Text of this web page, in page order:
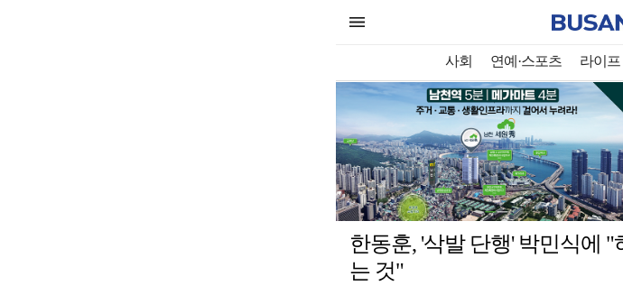
사회 연예·스포츠 라이프
한동훈, '삭발 단행' 박민식에
는 것"